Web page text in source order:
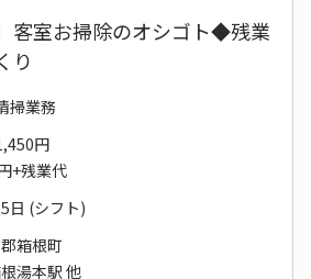
客室お掃除のオシゴト◆残業
り
掃業務
円
+残業代
日 (シフト)
箱根町
湯本駅 他